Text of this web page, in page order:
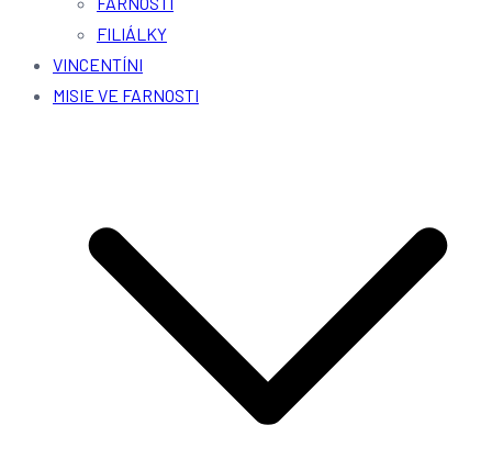
FILIÁLKY
VINCENTÍNI
MISIE VE FARNOSTI